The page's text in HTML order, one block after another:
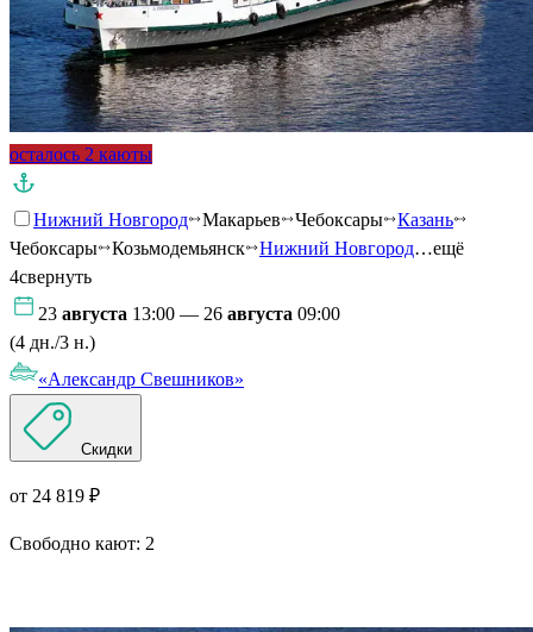
осталось 2 каюты
Нижний Новгород Макарьев Чебоксары
Казань
Чебоксары
Козьмодемьянск Нижний Новгород…ещё
4свернуть
23 августа 13:00 — 26 августа 09:00
(4 дн./3 н.)
«Александр Свешников»
Скидки
от 24 819 ₽
Свободно кают: 2